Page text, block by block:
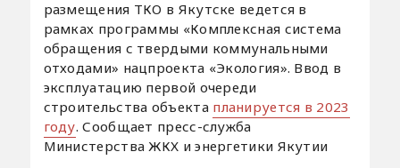
размещения ТКО в Якутске ведется в
рамках программы «Комплексная система
обращения с твердыми коммунальными
отходами» нацпроекта «Экология». Ввод в
эксплуатацию первой очереди
строительства объекта планируется в 2023
году. Сообщает пресс-служба
Министерства ЖКХ и энергетики Якутии